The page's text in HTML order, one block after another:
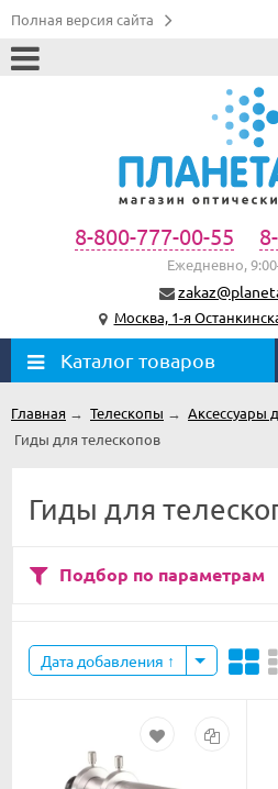
Полная версия сайта
8-800-777-00-55
Ежедневно,
Москва, 1-я
Каталог товаров
Главная → Телескопы → Аксессуары
Гиды для телескопов
Гиды для
Подбор по параметрам
Дата добавления